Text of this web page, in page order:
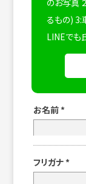
のお写真
るもの) 3:
LINEでも
お名前 *
フリガナ *